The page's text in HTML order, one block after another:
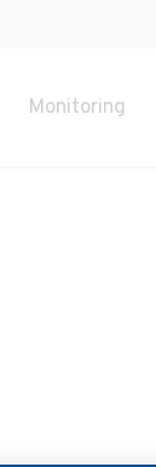
Monitoring